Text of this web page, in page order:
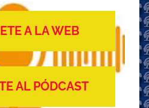
A LA WEB
AL PÓDCAST